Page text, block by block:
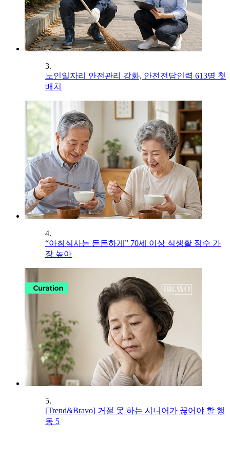
3.
노인일자리 안전관리 강화, 안전전담인력 613명 첫
배치
4.
“아침식사는 든든하게” 70세 이상 식생활 점수 가
장 높아
5.
[Trend&Bravo] 거절 못 하는 시니어가 끊어야 할 행
동 5